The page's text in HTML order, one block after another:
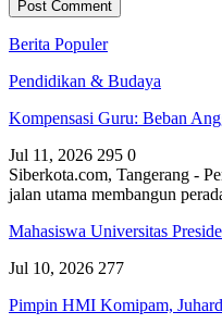
Berita Populer
Pendidikan & Budaya
Kompensasi Guru: Beban
Jul 11, 2026 295 0
Siberkota.com, Tangerang -
jalan utama membangun
Mahasiswa Universitas
Jul 10, 2026 277
Pimpin HMI Komipam,